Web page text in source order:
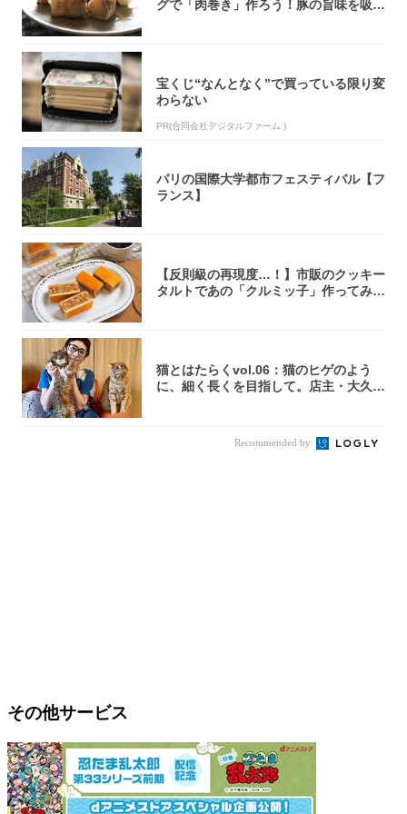
グで「肉巻き」作ろう！豚の旨味を吸い
宝くじ“なんとなく”で買っている限り変
わらない
PR(合同会社デジタルファーム )
パリの国際大学都市フェスティバル【フ
ランス】
【反則級の再現度…！】市販のクッキー
タルトであの「クルミッ子」作ってみ
猫とはたらくvol.06：猫のヒゲのよう
に、細く長くを目指して。店主・大久保
Recommended by
その他サービス